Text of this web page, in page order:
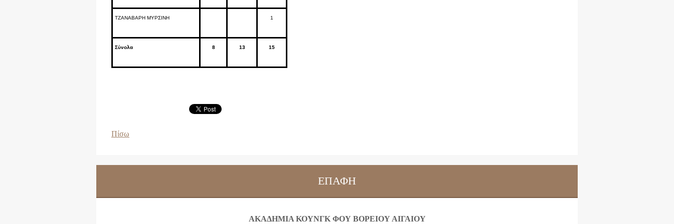
ΤΖΑΝΑΒΑΡΗ ΜΥΡΣΙΝΗ 1
Σύνολα 8 13 15
Πίσω
ΕΠΑΦΉ
ΑΚΑΔΗΜΙΑ ΚΟΥΝΓΚ ΦΟΥ ΒΟΡΕΙΟΥ ΑΙΓΑΙΟΥ